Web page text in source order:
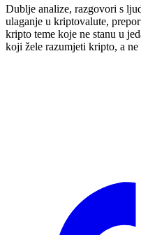
Dublje analize, razgovori s
ulaganje u kriptovalute,
kripto teme koje ne stanu u
koji žele razumjeti kripto, a